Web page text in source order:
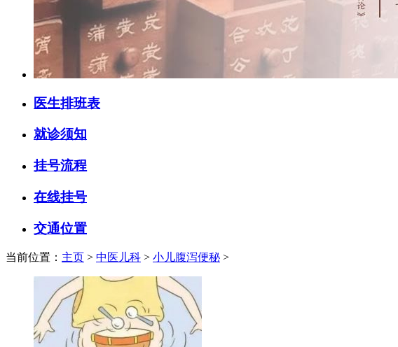
医生排班表
就诊须知
挂号流程
在线挂号
交通位置
当前位置： 主页 > 中医儿科 > 小儿腹泻便秘 >